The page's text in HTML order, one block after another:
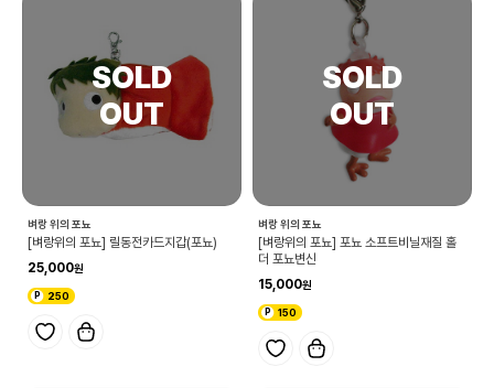
벼랑 위의 포뇨
[벼랑위의 포뇨] 릴동전카드지갑(포뇨)
25,000
250
벼랑 위의 포뇨
[벼랑위의 포뇨] 포뇨 소프트비닐재질 홀
더 포뇨변신
15,000
150